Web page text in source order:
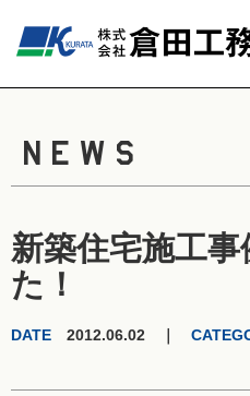
NEWS
新築住宅施工
た！
DATE 2012.06.02 ｜